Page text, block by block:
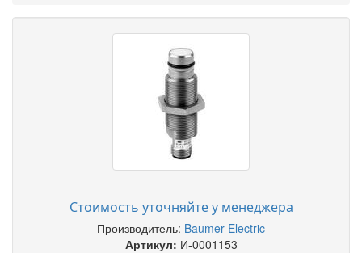
Стоимость уточняйте у менеджера
Производитель: Baumer Electric
Артикул: И-0001153